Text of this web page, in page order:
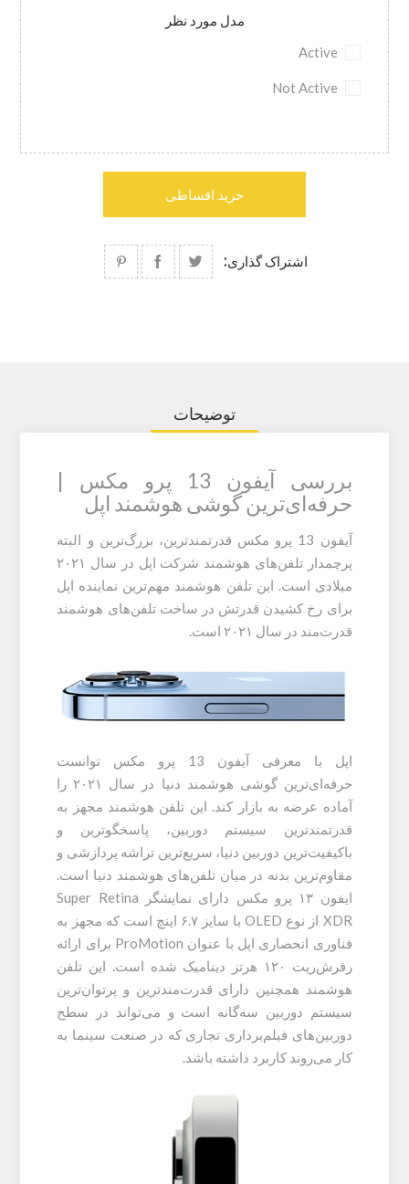
مدل مورد نظر
Active
Not Active
خرید اقساطی
اشتراک گذاری:
توضیحات
بررسی آیفون 13 پرو مکس |
حرفه‌ای‌ترین گوشی هوشمند اپل
آیفون 13 پرو مکس قدرتمندترین، بزرگ‌ترین و البته
پرچمدار تلفن‌های هوشمند شرکت اپل در سال ۲۰۲۱
میلادی است. این تلفن هوشمند مهم‌ترین نماینده اپل
برای رخ کشیدن قدرتش در ساخت تلفن‌های هوشمند
قدرت‌مند در سال ۲۰۲۱ است.
اپل با معرفی آیفون 13 پرو مکس توانست
حرفه‌ای‌ترین گوشی هوشمند دنیا در سال ۲۰۲۱ را
آماده عرضه به بازار کند. این تلفن هوشمند مجهز به
قدرتمند‌ترین سیستم دوربین، پاسخگوترین و
باکیفیت‌ترین دوربین دنیا، سریع‌ترین تراشه‌ پردازشی و
مقاوم‌ترین بدنه در میان تلفن‌های هوشمند دنیا است.
ایفون ۱۳ پرو مکس دارای نمایشگر Super Retina
XDR از نوع OLED با سایز ۶.۷ اینچ است که مجهز به
فناوری انحصاری اپل با عنوان ProMotion برای ارائه
رفرش‌ریت ۱۲۰ هرتز دینامیک شده است. این تلفن
هوشمند همچنین دارای قدرت‌مندترین و پرتوان‌ترین
سیستم دوربین سه‌گانه است و می‌تواند در سطح
دوربین‌های فیلم‌برداری تجاری که در صنعت سینما به
کار می‌روند کاربرد داشته باشد.